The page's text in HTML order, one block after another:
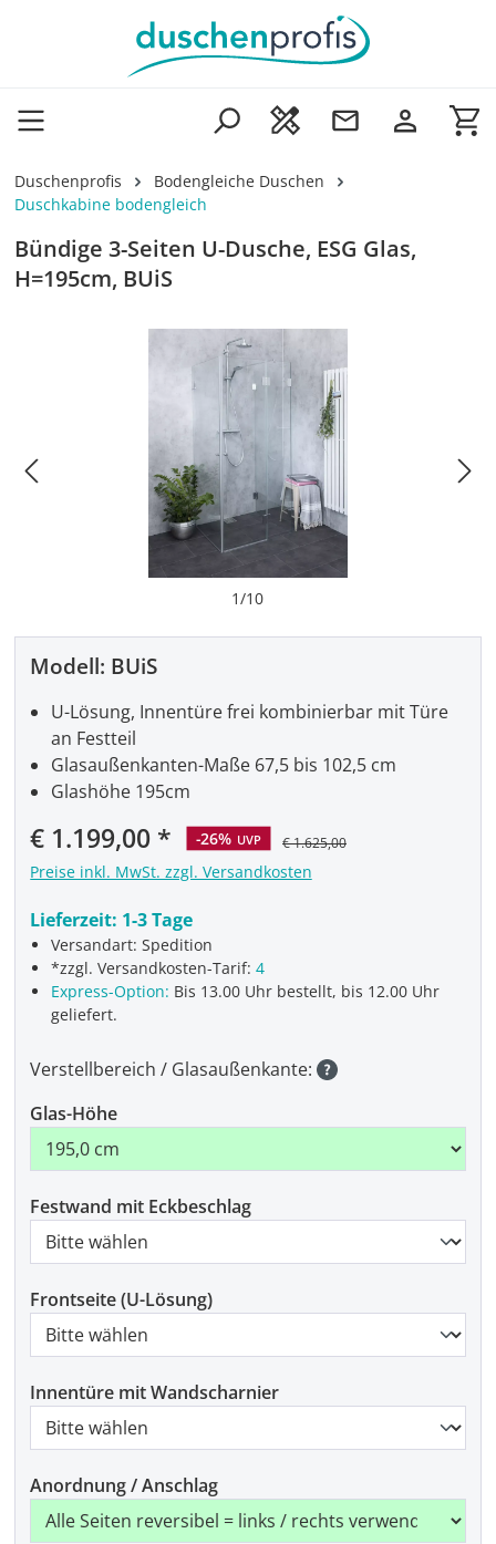
Zum Hauptinhalt springen
Duschenprofis
Bodengleiche Duschen
Duschkabine bodengleich
Bündige 3-Seiten U-Dusche, ESG Glas,
H=195cm, BUiS
Bildergalerie überspringen
1/10
Modell: BUiS
Verkaufspreis:
€ 1.199,00 -26% UVP € 1.625,00
Preise inkl. MwSt. zzgl. Versandkosten
Lieferzeit: 1-3 Tage
Versandart: Spedition
*zzgl. Versandkosten-Tarif:4
Express-Option: Bis 13.00 Uhr bestellt, bis 12.00 Uhr
geliefert.
U-Lösung, Innentüre frei kombinierbar mit Türe
an Festteil
Glasaußenkanten-Maße 67,5 bis 102,5 cm
Glashöhe 195cm
Verstellbereich / Glasaußenkante:
Glas-Höhe
Festwand mit Eckbeschlag
Frontseite (U-Lösung)
Innentüre mit Wandscharnier
Anordnung / Anschlag